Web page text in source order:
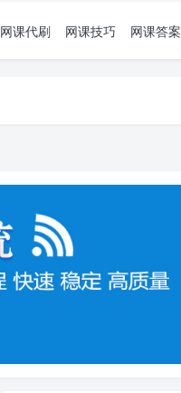
网课代刷 网课技巧 网课答案